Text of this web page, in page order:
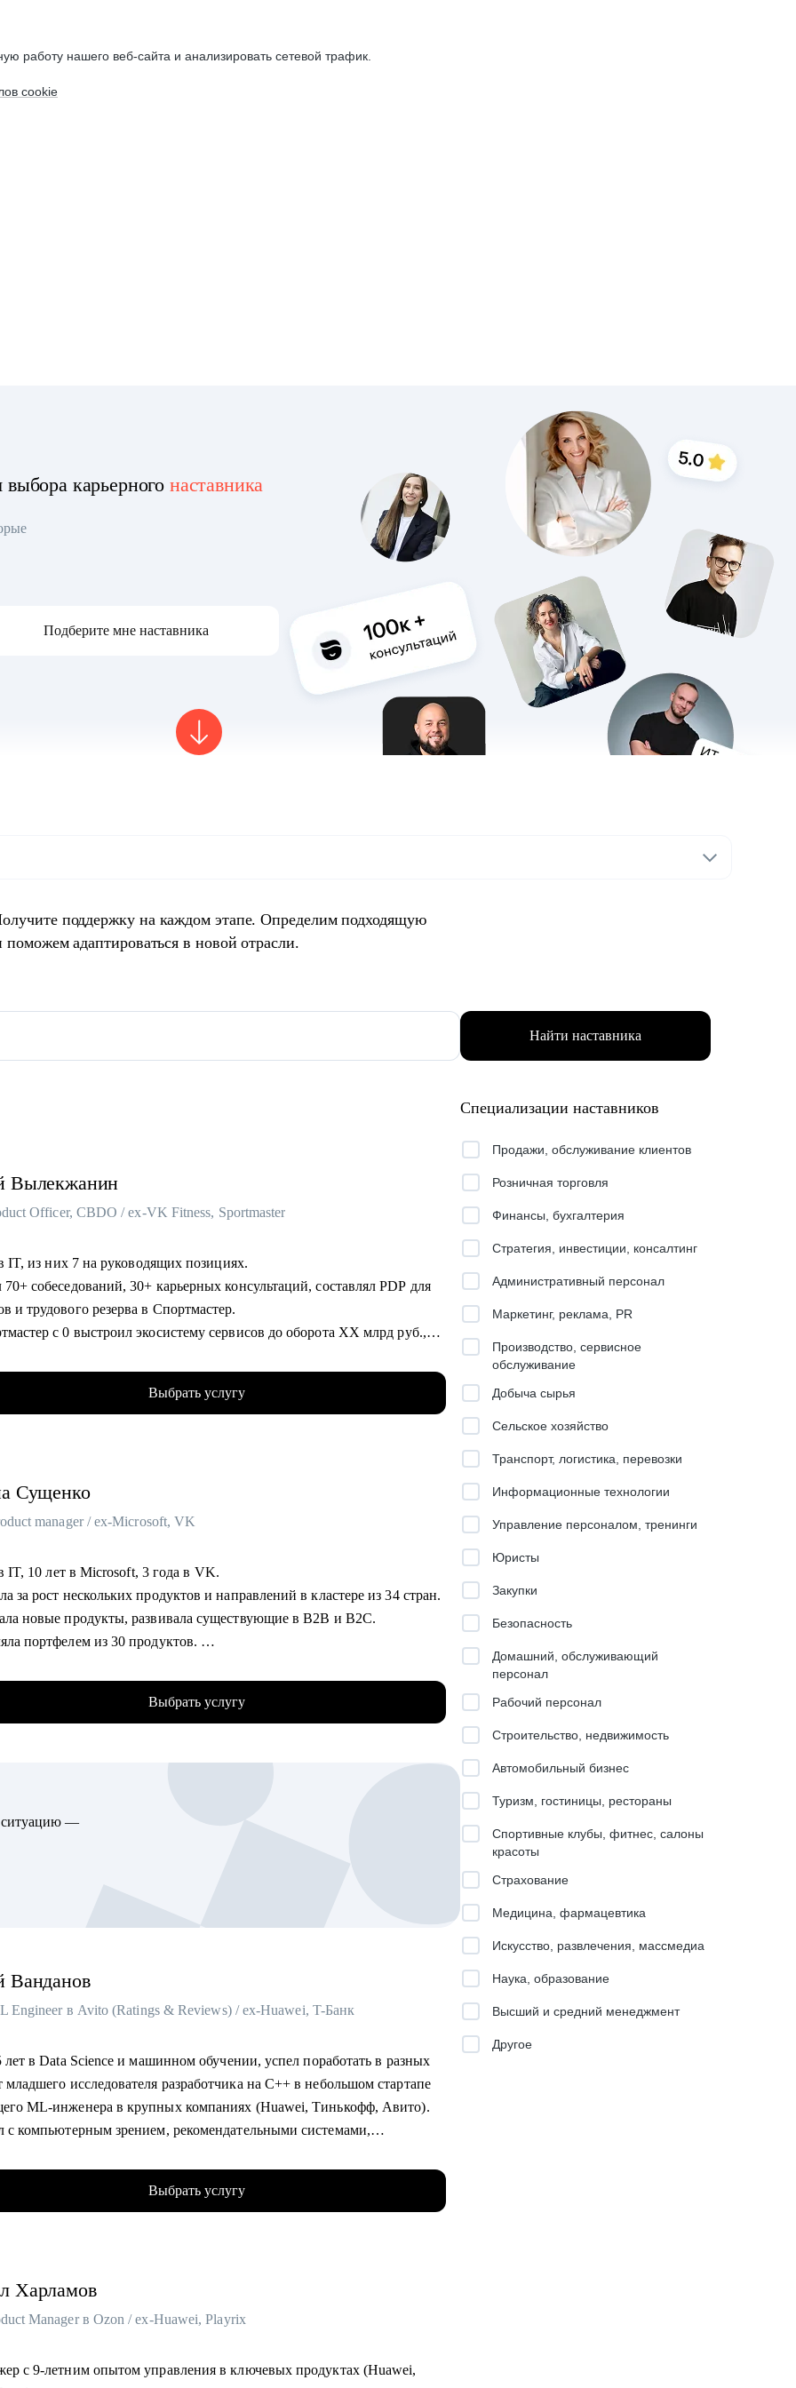
работу нашего веб-сайта и анализировать сетевой трафик.
cookie
карьерного наставника
Подберите мне наставника
поддержку на каждом этапе. Определим подходящую
адаптироваться в новой отрасли.
Найти наставника
Вылекжанин
Officer, CBDO / ex-VK Fitness, Sportmaster
• 12 лет в IT, из них 7 на руководящих позициях.
30+ карьерных консультаций, составлял PDP для
и трудового резерва в Спортмастер.
с 0 выстроил экосистему сервисов до оборота ХХ млрд руб.,
- XX млн MAU (стратегия,
партнерства).
резюме, помощь в создании нового.
по карьерному треку, росту внутри крупных организаций.
Manager, Product Owner, BizDev, Project Manager (от Junior до Lead).
смежных подразделений.
Выбрать услугу
Сущенко
manager / ex-Microsoft, VK
IT, 10 лет в Microsoft, 3 года в VK.
за рост нескольких продуктов и направлений в кластере из 34 стран.
новые продукты, развивала существующие в B2B и B2C.
портфелем из 30 продуктов.
что делать дальше, если появилась идея продукта
в управление продуктом.
менеджерам продукта.
Выбрать услугу
ситуацию —
Ванданов
Engineer в Avito (Ratings & Reviews) / ex-Huawei, T-Банк
лет в Data Science и машинном обучении, успел поработать в разных
младшего исследователя разработчика на C++ в небольшом стартапе
ML-инженера в крупных компаниях (Huawei, Тинькофф, Авито).
с компьютерным зрением, рекомендательными системами,
продакшн, публикации и написание статей в международных
100+ собеседований по Python/ML/DL/System Design/Behavioral/fit с
- знаю, как оценить кандидата и что важно для нанимающей стороны
Выбрать услугу
Харламов
Manager в Ozon / ex-Huawei, Playrix
с 9-летним опытом управления в ключевых продуктах (Huawei,
Специализации наставников
Продажи, обслуживание клиентов
Розничная торговля
Финансы, бухгалтерия
Стратегия, инвестиции, консалтинг
Административный персонал
Маркетинг, реклама, PR
Производство, сервисное
обслуживание
Добыча сырья
Сельское хозяйство
Транспорт, логистика, перевозки
Информационные технологии
Управление персоналом, тренинги
Юристы
Закупки
Безопасность
Домашний, обслуживающий
персонал
Рабочий персонал
Строительство, недвижимость
Автомобильный бизнес
Туризм, гостиницы, рестораны
Спортивные клубы, фитнес, салоны
красоты
Страхование
Медицина, фармацевтика
Искусство, развлечения, массмедиа
Наука, образование
Высший и средний менеджмент
Другое